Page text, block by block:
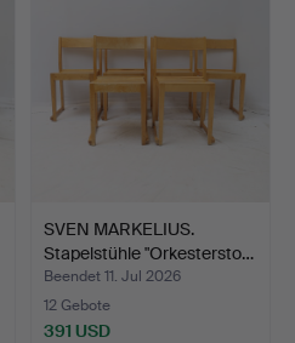
SVEN MARKELIUS.
Stapelstühle "Orkestersto…
Beendet 11. Jul 2026
12 Gebote
391 USD